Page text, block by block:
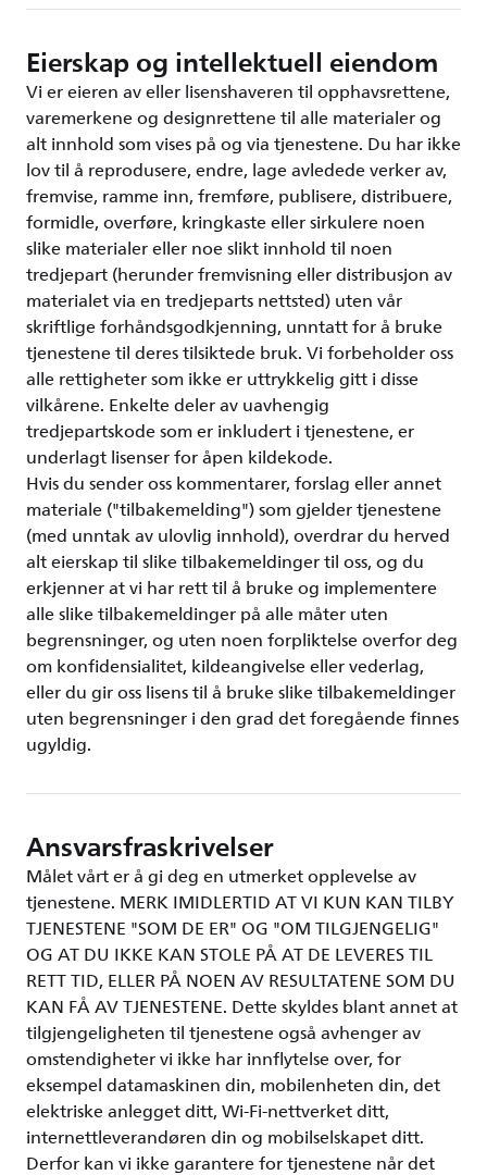
Eierskap og intellektuell eiendom
Vi er eieren av eller lisenshaveren til opphavsrettene,
varemerkene og designrettene til alle materialer og
alt innhold som vises på og via tjenestene. Du har ikke
lov til å reprodusere, endre, lage avledede verker av,
fremvise, ramme inn, fremføre, publisere, distribuere,
formidle, overføre, kringkaste eller sirkulere noen
slike materialer eller noe slikt innhold til noen
tredjepart (herunder fremvisning eller distribusjon av
materialet via en tredjeparts nettsted) uten vår
skriftlige forhåndsgodkjenning, unntatt for å bruke
tjenestene til deres tilsiktede bruk. Vi forbeholder oss
alle rettigheter som ikke er uttrykkelig gitt i disse
vilkårene. Enkelte deler av uavhengig
tredjepartskode som er inkludert i tjenestene, er
underlagt lisenser for åpen kildekode.
Hvis du sender oss kommentarer, forslag eller annet
materiale ("tilbakemelding") som gjelder tjenestene
(med unntak av ulovlig innhold), overdrar du herved
alt eierskap til slike tilbakemeldinger til oss, og du
erkjenner at vi har rett til å bruke og implementere
alle slike tilbakemeldinger på alle måter uten
begrensninger, og uten noen forpliktelse overfor deg
om konfidensialitet, kildeangivelse eller vederlag,
eller du gir oss lisens til å bruke slike tilbakemeldinger
uten begrensninger i den grad det foregående finnes
ugyldig.
Ansvarsfraskrivelser
Målet vårt er å gi deg en utmerket opplevelse av
tjenestene. MERK IMIDLERTID AT VI KUN KAN TILBY
TJENESTENE "SOM DE ER" OG "OM TILGJENGELIG"
OG AT DU IKKE KAN STOLE PÅ AT DE LEVERES TIL
RETT TID, ELLER PÅ NOEN AV RESULTATENE SOM DU
KAN FÅ AV TJENESTENE. Dette skyldes blant annet at
tilgjengeligheten til tjenestene også avhenger av
omstendigheter vi ikke har innflytelse over, for
eksempel datamaskinen din, mobilenheten din, det
elektriske anlegget ditt, Wi-Fi-nettverket ditt,
internettleverandøren din og mobilselskapet ditt.
Derfor kan vi ikke garantere for tjenestene når det